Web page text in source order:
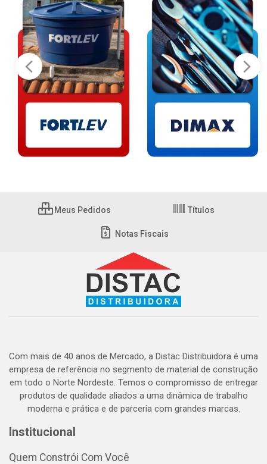
Meus Pedidos Títulos
Notas Fiscais
Com mais de 40 anos de Mercado, a Distac Distribuidora é uma
empresa de referência no segmento de material de construção
em todo o Norte Nordeste. Temos o compromisso de entregar
produtos de qualidade aliados a uma dinâmica de trabalho
moderna e prática e de parceria com grandes marcas.
Institucional
Quem Constrói Com Você